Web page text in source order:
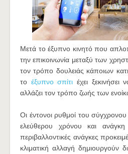
Μετά το έξυπνο κινητό που
την επικοινωνία μεταξύ των
τον τρόπο δουλειάς κάποιων
το έξυπνο σπίτι έχει ξεκινήσει
αλλάζει τον τρόπο ζωής των
Οι έντονοι ρυθμοί του
ελεύθερου χρόνου και
περιβαλλοντικές ανάγκες
κλιματική αλλαγή δημιουργούν